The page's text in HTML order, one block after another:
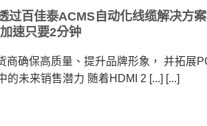
过百佳泰ACMS自动化线缆解决方
速只要2分钟
商确保高质量、提升品牌形象， 并拓展
的未来销售潜力 随着HDMI 2 [...] [...]